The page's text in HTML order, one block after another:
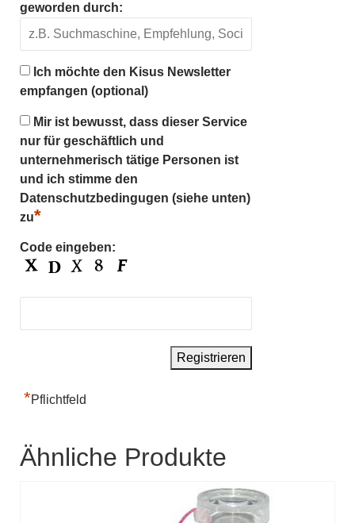
geworden durch:
Ich möchte den Kisus Newsletter
empfangen (optional)
Mir ist bewusst, dass dieser Service
nur für geschäftlich und
unternehmerisch tätige Personen ist
und ich stimme den
Datenschutzbedingugen (siehe unten)
zu*
Code eingeben:
*Pflichtfeld
Ähnliche Produkte